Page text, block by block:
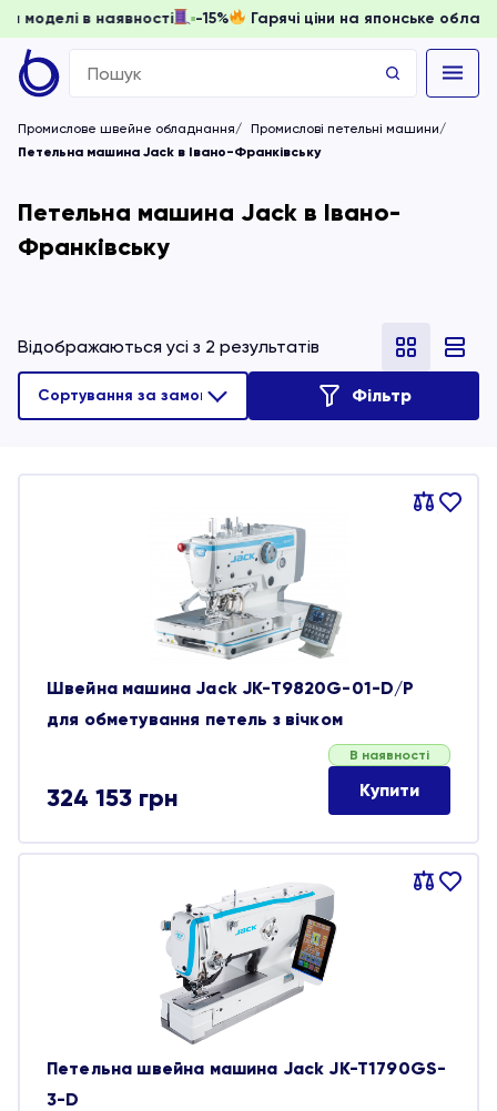
моделі в наявності -15% Гарячі ціни на японське
Search
for:
Промислове швейне обладнання
Промислові петельні машини
Петельна машина Jack в Івано-Франківську
Петельна машина Jack в Івано-
Франківську
Відображаються усі з 2 результатів
Фільтр
Порівняти
В
Швейна машина Jack JK-T9820G-01-D/P
для обметування петель з вічком
324 153 грн
В наявності
Купити
Порівняти
В
Петельна швейна машина Jack JK-T1790GS-
3-D